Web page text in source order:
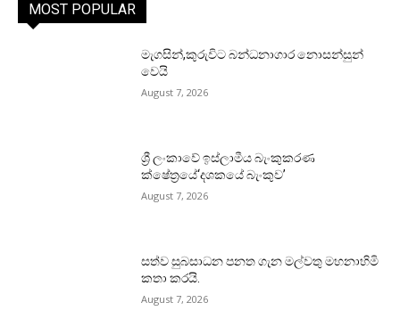
MOST POPULAR
මැගසින්,කුරුවිට බන්ධනාගාර නොසන්සුන්
වෙයි
August 7, 2026
ශ්‍රී ලංකාවේ ඉස්ලාමීය බැංකුකරණ
ක්ෂේත්‍රයේ‘දශකයේ බැංකුව’
August 7, 2026
සත්ව සුබසාධන පනත ගැන මල්වතු මහනාහිමි
කතා කරයි.
August 7, 2026